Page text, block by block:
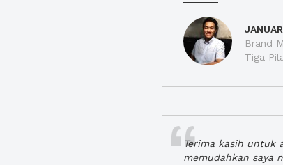
Brand
Tiga
Terima kasih untuk
memudahkan saya